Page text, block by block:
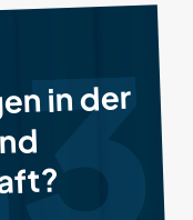
in der